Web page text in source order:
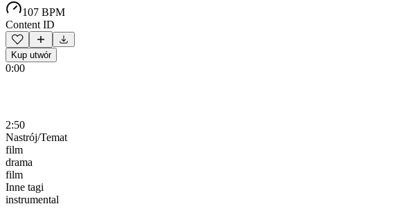
107 BPM
Content ID
Kup utwór
0:00
2:50
Nastrój/Temat
film
drama
film
Inne tagi
instrumental